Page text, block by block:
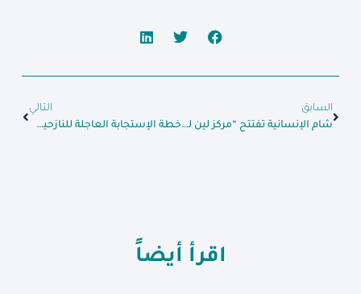
السابق
شام الإنسانية تفتتح “مركز لين للعيادات الشاملة” في ريف اللاذقية
التالي
خطة الإستجابة العاجلة للنازحين في إدلب
اقرأ أيضاً